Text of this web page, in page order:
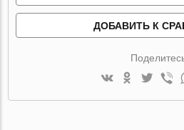
ДОБАВИТЬ К